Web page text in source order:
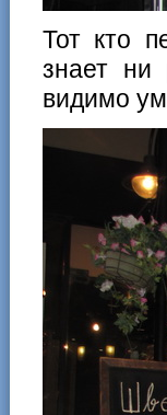
Тот кто
знает ни
видимо